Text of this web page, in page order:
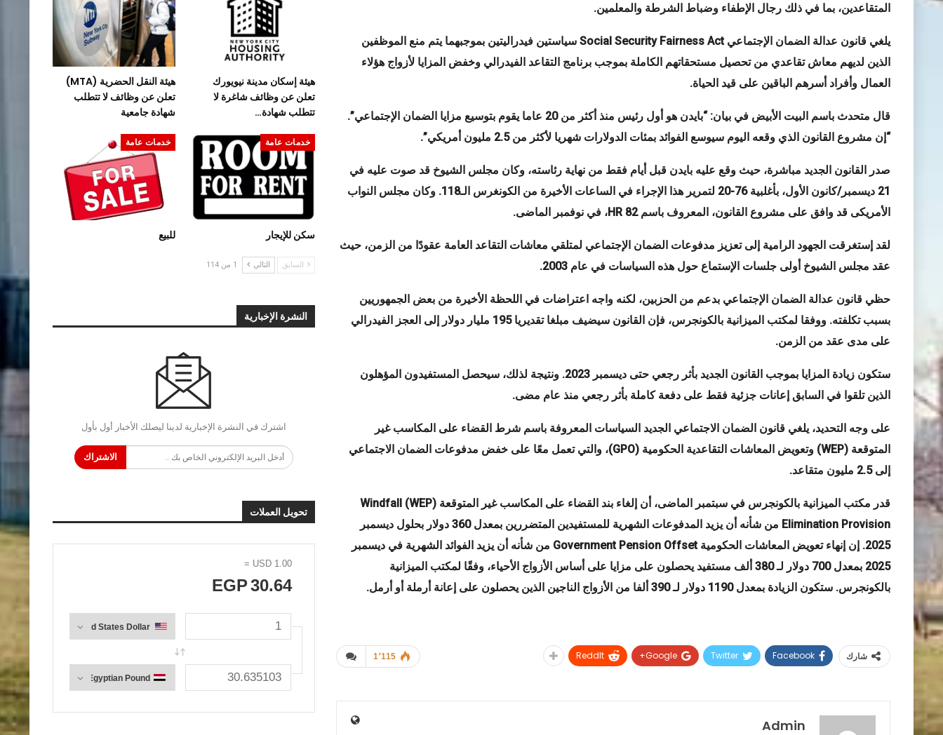
المتقاعدين، بما في ذلك رجال الإطفاء وضباط الشرطة والمعلمين.
يلغي قانون عدالة الضمان الجتماعيSocial Security Fairness Act سياستين فيدراليتين بموجبهما يتم منع الموظفين
الذين لديهم معاش تقاعدي من تحصيل مستحقاتهم الكاملة بموجب برنامج التقاعد الفيدرالي وخفض المزايا لأزواج هؤلاء
العمال وأفراد أسرهم الباقين على قيد الحياة.
قال متحدث باسم البيت الأبيض في بيان: “بايدن هو أول رئيس منذ أكثر من 20 عاما يقوم بتوسيع مزايا الضمان الإجتماعي”.
“إن مشروع القانون الذي وقعه اليوم سيوسع الفوائد بمئات الدولارات شهريا لأكثر من 2.5 مليون أمريكي”.
صدر القانون الجديد مباشرة، حيث وقع عليه بايدن قبل أيام فقط من نهاية رئاسته، وكان مجلس الشيوخ قد صوت عليه في
21 ديسمبر/كانون الأول،
بأغلبية 76-20
لتمرير هذا الإجراء في الساعات الأخيرة من الكونغرس الـ118. وكان مجلس النواب
الأمريكى قد وافق على مشروع القانون، المعروف باسمHR 82، في نوفمبر الماضى.
لقد إستغرقت الجهود الرامية إلى تعزيز مدفوعات الضمان الإجتماعي لمتلقي معاشات التقاعد العامة عقودًا من الزمن، حيث
عقد مجلس الشيوخ أولى جلسات الإستماع حول هذه السياسات في عام 2003
.
حظي قانون عدالة الضمان الإجتماعي بدعم من الحزبين، لكنه واجه اعتراضات في اللحظة الأخيرة من بعض الجمهوريين
بسبب تكلفته. ووفقا لمكتب الميزانية بالكونجرس، فإن القانون سيضيف مبلغا تقديريا195 مليار دولار إلى العجز الفيدرالي
على مدى عقد من الزمن.
ستكون زيادة المزايا بموجب القانون الجديد بأثر رجعي حتى ديسمبر 2023. ونتيجة لذلك، سيحصل المستفيدون المؤهلون
الذين تلقوا في السابق إعانات جزئية فقط على دفعة كاملة بأثر رجعي منذ عام مضى.
على وجه التحديد، يلغي قانون الضمان الاجتماعي الجديد السياسات المعروفة باسم شرط القضاء على المكاسب غير
المتوقعة (WEP) وتعويض المعاشات التقاعدية الحكومية (GPO)
، والتي تعمل معًا على خفض مدفوعات الضمان الاجتماعي
إلى 2.5 مليون متقاعد
.
قدر مكتب الميزانية بالكونجرس في سبتمبر الماضى، أن إلغاء بند القضاء على المكاسب غير المتوقعة (WEP)
Windfall
Elimination Provision
من شأنه أن يزيد المدفوعات الشهرية للمستفيدين المتضررين بمعدل 360 دولار بحلول ديسمبر
2025. إن إنهاء تعويض المعاشات الحكومية
Government Pension Offset من شأنه أن يزيد الفوائد الشهرية في ديسمبر
2025 بمعدل 700 دولار لـ 380 ألف مستفيد يحصلون على مزايا على أساس الأزواج الأحياء، وفقًا لمكتب الميزانية
بالكونجرس. ستكون الزيادة بمعدل 1190 دولار لـ 390 ألفا من الأزواج الناجين الذين يحصلون على إعانة أرملة أو أرمل.
1٬115 شارك Facebook
Twitter
Google+
ReddIt
Admin
هيئة إسكان مدينة نيويورك
تعلن عن وظائف شاغرة لا
تتطلب شهادة…
هيئة النقل الحضرية (MTA)
تعلن عن وظائف لا تتطلب
شهادة جامعية
خدمات عامة
سكن للإيجار
خدمات عامة
للبيع
السابق التالي 1 من 114
النشرة الإخبارية
اشترك في النشرة الإخبارية لدينا ليصلك الأخبار أول بأول
الاشتراك
تحويل العملات
1.00
USD
=
30.64
EGP